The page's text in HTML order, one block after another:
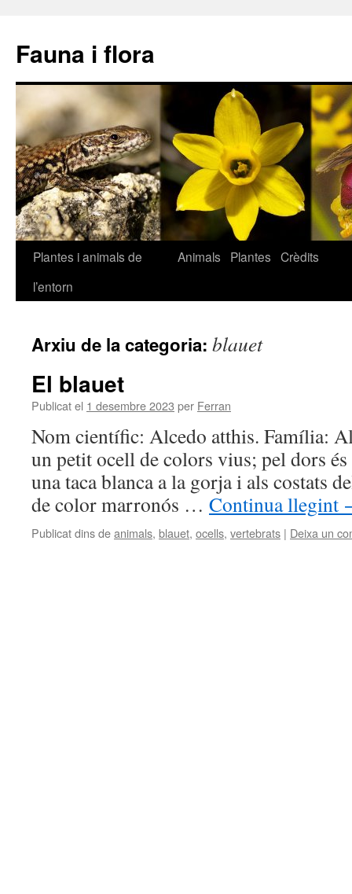
Fauna i flora
Vés
Plantes i animals de
l’entorn
Animals Plantes Crèdits
Arxiu de la categoria: blauet
El blauet
Publicat el 1 desembre 2023 per Ferran
Nom científic: Alcedo atthis. Família:
un petit ocell de colors vius; pel dors
una taca blanca a la gorja i als costats
de color marronós … Continua llegint
Publicat dins deanimals, blauet, ocells, vertebrats | Deixa un